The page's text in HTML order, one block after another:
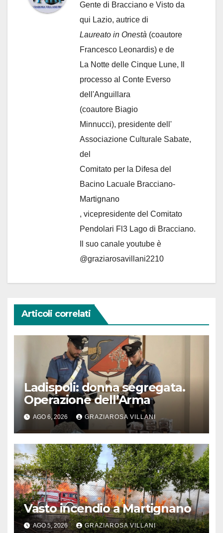
Gente di Bracciano e Visto da
qui Lazio, autrice di
Laureato in Onestà (coautore
Francesco Leonardis) e de
La Notte delle Cinque Lune, Il
processo al Conte Everso
dell'Anguillara
(coautore Biagio
Minnucci), presidente dell'
Associazione Culturale Sabate,
del
Comitato per la Difesa del
Bacino Lacuale Bracciano-
Martignano
, vicepresidente del Comitato
Pendolari Fl3 Lago di Bracciano.
Il suo canale youtube è
@graziarosavillani2210
Articoli correlati
Ladispoli: donna segregata.
Operazione dell’Arma
AGO 6, 2026 GRAZIAROSA VILLANI
Vasto incendio a Martignano
AGO 5, 2026 GRAZIAROSA VILLANI